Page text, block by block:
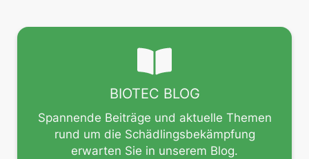
BIOTEC BLOG
Spannende Beiträge und aktuelle Themen
rund um die Schädlingsbekämpfung
erwarten Sie in unserem Blog.